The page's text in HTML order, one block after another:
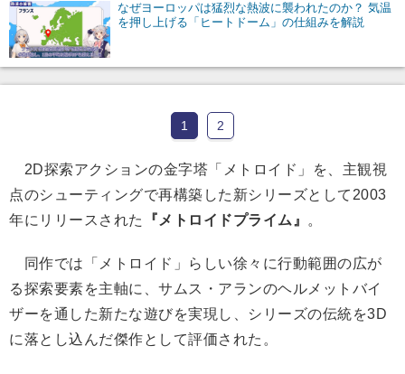
なぜヨーロッパは猛烈な熱波に襲われたのか？ 気温
を押し上げる「ヒートドーム」の仕組みを解説
1 2
2D探索アクションの金字塔「メトロイド」を、主観視
点のシューティングで再構築した新シリーズとして2003
年にリリースされた
『メトロイドプライム』 。
同作では「メトロイド」らしい徐々に行動範囲の広が
る探索要素を主軸に、サムス・アランのヘルメットバイ
ザーを通した新たな遊びを実現し、シリーズの伝統を3D
に落とし込んだ傑作として評価された。